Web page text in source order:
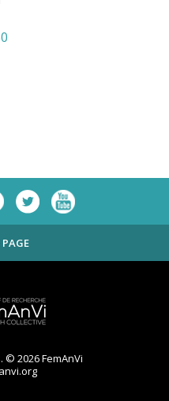
2026 FemAnVi